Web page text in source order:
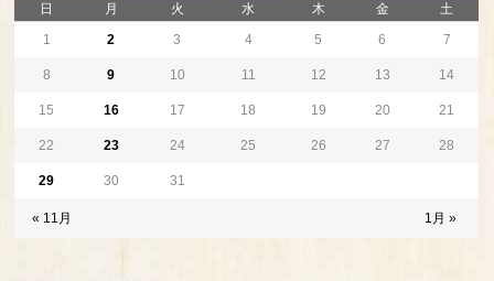
日 月 火 水 木 金 土
« 11月 1月 »
1 2 3 4 5 6 7
8 9 10 11 12 13 14
15 16 17 18 19 20 21
22 23 24 25 26 27 28
29 30 31